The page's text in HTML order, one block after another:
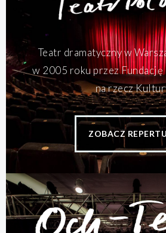
Teatr dramatyczny w
w 2005 roku przez Fundację
na rzecz
ZOBACZ